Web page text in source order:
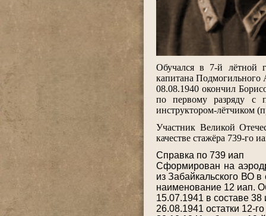
Обучался в 7-й лётной
капитана
08.08.1940 окончил
по первому разряду с
инструктором-
Участник Великой
качестве стажёра 739-го
Справка по 739 иап
Сформирован на
из Забайкальского ВО
наименование 12 иап.
15.07.1941 в составе
26.08.1941 остатки 12-